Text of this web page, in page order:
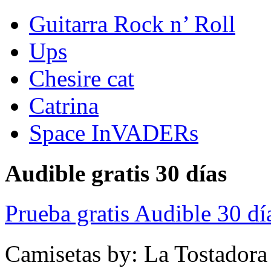
Guitarra Rock n’ Roll
Ups
Chesire cat
Catrina
Space InVADERs
Audible gratis 30 días
Prueba gratis Audible 30
Camisetas by: La Tostadora